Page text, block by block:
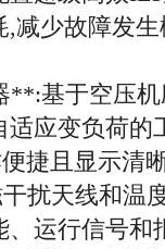
减少故障发
**:基于空压
应变负荷的
捷且显示清
扰天线和温
运行信号和